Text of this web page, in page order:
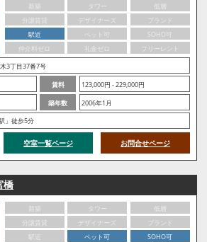
新築 タワー
低層
分譲賃貸
デザイナーズ
ブランド
駅近
ペット可
SOHO可
仲介料ゼロ
礼金ゼロ
フリーレント
3丁目37番7号
賃料
123,000円 - 229,000円
築年数
2006年1月
」徒歩5分
空室一覧ページ お問合せページ
橋
新築 タワー
低層
分譲賃貸
デザイナーズ
ブランド
駅近
ペット可
SOHO可